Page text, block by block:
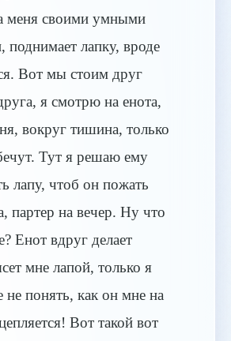
меня своими умными
поднимает лапку, вроде
Вот мы стоим друг
я смотрю на енота,
вокруг тишина, только
Тут я решаю ему
лапу, чтоб он пожать
партер на вечер. Ну что
Енот вдруг делает
мне лапой, только я
не понять, как он мне на
Вот такой вот